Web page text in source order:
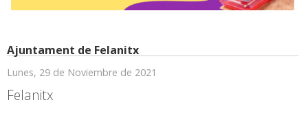
Ajuntament de Felanitx
Lunes, 29 de Noviembre de 2021
Felanitx